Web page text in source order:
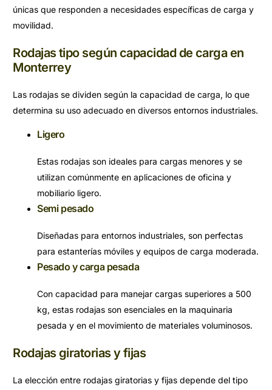
únicas que responden a necesidades específicas de carga y
movilidad.
Rodajas tipo según capacidad de carga en
Monterrey
Las rodajas se dividen según la capacidad de carga, lo que
determina su uso adecuado en diversos entornos industriales.
Ligero
Estas rodajas son ideales para cargas menores y se
utilizan comúnmente en aplicaciones de oficina y
mobiliario ligero.
Semi pesado
Diseñadas para entornos industriales, son perfectas
para estanterías móviles y equipos de carga moderada.
Pesado y carga pesada
Con capacidad para manejar cargas superiores a 500
kg, estas rodajas son esenciales en la maquinaria
pesada y en el movimiento de materiales voluminosos.
Rodajas giratorias y fijas
La elección entre rodajas giratorias y fijas depende del tipo